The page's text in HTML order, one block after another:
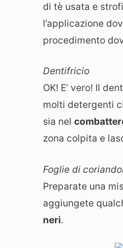
di tè usata e
l’applicazione
procedimento
Dentifricio
OK! E’ vero! Il
molti detergenti
sia nel
zona colpita e
Foglie di
Preparate una
aggiungete
neri.